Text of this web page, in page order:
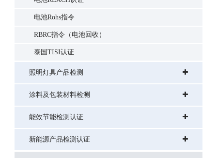
电池Rohs指令
RBRC指令（电池回收）
泰国TISI认证
照明灯具产品检测
涂料及包装材料检测
能效节能检测认证
新能源产品检测认证